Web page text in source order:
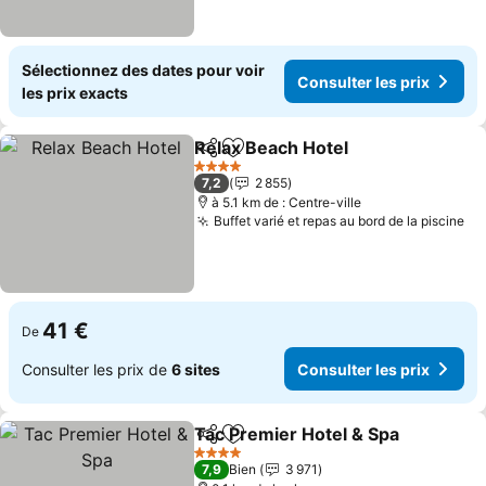
Sélectionnez des dates pour voir
les prix exacts
Consulter les prix
PartagerAjouter à mes favoris
Relax Beach Hotel
4 Étoiles
7,2
2 855
à 5.1 km de : Centre-ville
Buffet varié et repas au bord de la piscine
De 41 €
Consulter les prix de 6 sites Consulter les prix
PartagerAjouter à mes favoris
Tac Premier Hotel & Spa
4 Étoiles
7,9 Bien
3 971